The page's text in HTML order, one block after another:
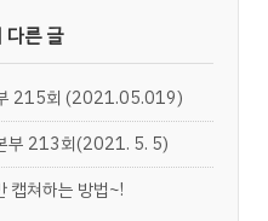
다른 글
215회 (2021.05.019)
부 213회(2021. 5. 5)
캡쳐하는 방법~!